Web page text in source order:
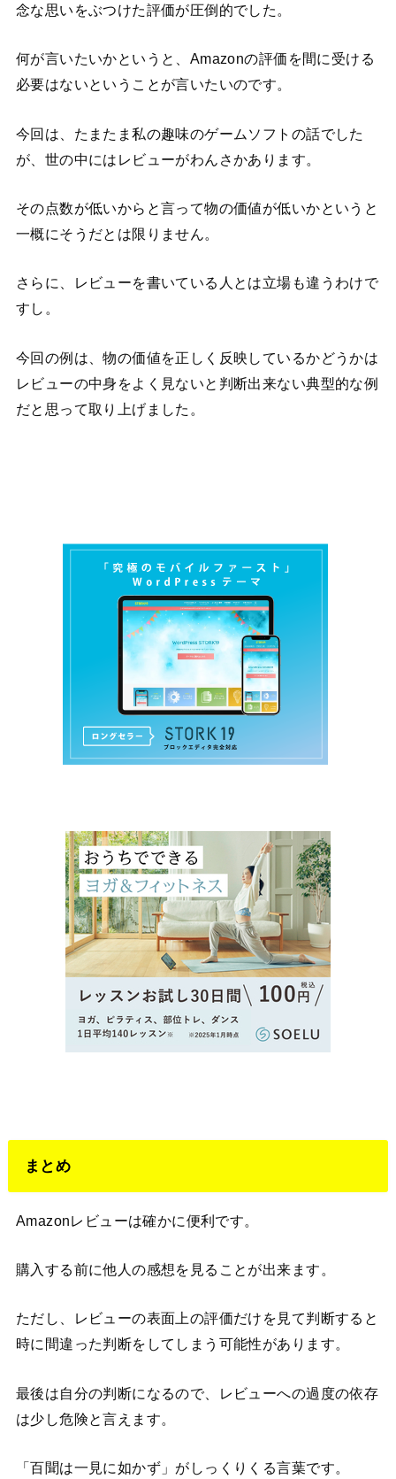
念な思いをぶつけた評価が圧倒的でした。
何が言いたいかというと、Amazonの評価を間に受ける
必要はないということが言いたいのです。
今回は、たまたま私の趣味のゲームソフトの話でした
が、世の中にはレビューがわんさかあります。
その点数が低いからと言って物の価値が低いかというと
一概にそうだとは限りません。
さらに、レビューを書いている人とは立場も違うわけで
すし。
今回の例は、物の価値を正しく反映しているかどうかは
レビューの中身をよく見ないと判断出来ない典型的な例
だと思って取り上げました。
まとめ
Amazonレビューは確かに便利です。
購入する前に他人の感想を見ることが出来ます。
ただし、レビューの表面上の評価だけを見て判断すると
時に間違った判断をしてしまう可能性があります。
最後は自分の判断になるので、レビューへの過度の依存
は少し危険と言えます。
「百聞は一見に如かず」がしっくりくる言葉です。